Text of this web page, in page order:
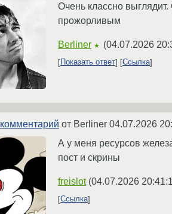
Очень классно
прожорливым
Berliner ★ (04.07.2026
Показать ответ Ссылка
комментарий от Berliner 04.07.2026
А у меня ресурсов
пост и скрины
freislot (04.07.2026
Ссылка